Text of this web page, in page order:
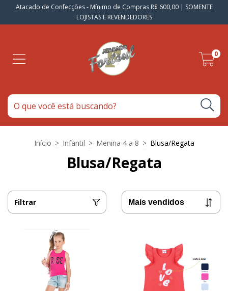
Atacado de Confecções - Mínimo de Compras R$ 600,00 | SOMENTE
LOJISTAS E REVENDEDORES
0
Início > Infantil > Menina 4 a 8 > Blusa/Regata
Blusa/Regata
Filtrar